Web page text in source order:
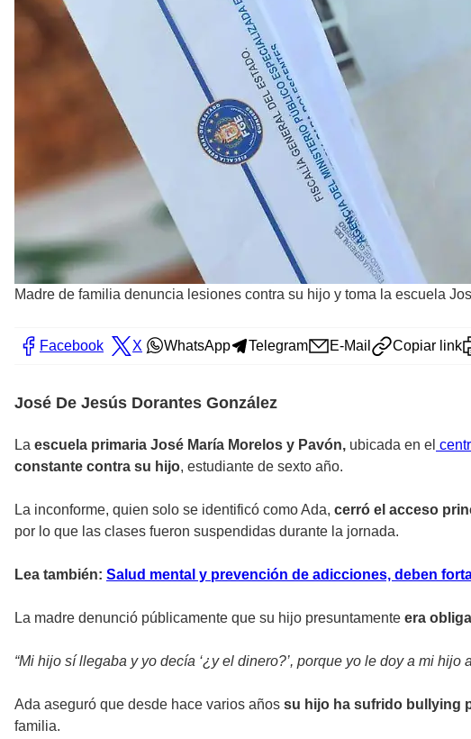
Madre de familia denuncia lesiones contra su hijo y toma la escuela
Facebook X WhatsApp Telegram E-Mail Copiar link
José De Jesús Dorantes González
La escuela primaria José María Morelos y Pavón, ubicada en el
constante contra su hijo, estudiante de sexto año.
La inconforme, quien solo se identificó como Ada, cerró el acceso
por lo que las clases fueron suspendidas durante la jornada.
Lea también: Salud mental y prevención de adicciones, deben
La madre denunció públicamente que su hijo presuntamente era
“Mi hijo sí llegaba y yo decía ‘¿y el dinero?’, porque yo le doy a mi
Ada aseguró que desde hace varios años su hijo ha sufrido bullying
familia.